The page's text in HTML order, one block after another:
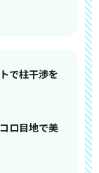
で柱干渉を
ロ目地で美